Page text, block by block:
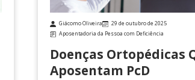
Giácomo Oliveira
29 de outubro de 2025
Aposentadoria da Pessoa com Deficiência
Doenças Ortopédicas
Aposentam PcD